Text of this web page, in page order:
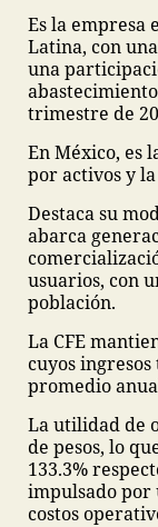
Es la empresa
Latina, con
una
trimestre de
En México, es
por activos y
Destaca su
abarca
usuarios, con
población.
La CFE
cuyos
promedio
La utilidad de
de pesos, lo
133.3%
impulsado por
costos